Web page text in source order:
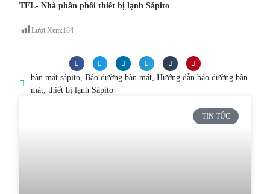
TFL- Nhà phân phối thiết bị lạnh Sápito
Lượt Xem:184
bàn mát sápito Bảo dưỡng bàn mát Hướng dẫn bảo dưỡng bàn
mát thiết bị lạnh Sápito
TIN TỨC